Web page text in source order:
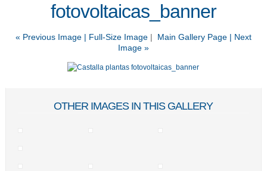
fotovoltaicas_banner
« Previous Image | Full-Size Image| Main Gallery Page | Next
Image »
OTHER IMAGES IN THIS GALLERY